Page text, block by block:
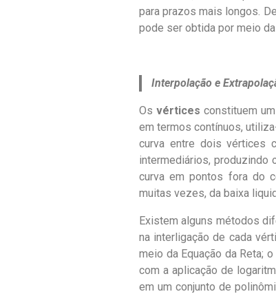
para prazos mais longos.
pode ser obtida por meio
Interpolação e
Osvértices constituem
em termos contínuos,
curva entre dois vértices
intermediários, produzindo
curva em pontos fora do
muitas vezes, da baixa
Existem alguns métodos
na interligação de cada
meio da Equação da Reta; o
com a aplicação de
em um conjunto de